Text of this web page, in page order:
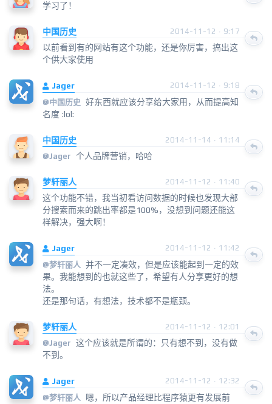
学习了！
中国历史 2014-11-12 · 9:17
以前看到有的网站有这个功能，还是你厉害，搞出这
个供大家使用
Jager
2014-11-12 · 9:18
@中国历史 好东西就应该分享给大家用，从而提高知
名度 :lol:
中国历史
2014-11-14 · 11:14
@Jager 个人品牌营销，哈哈
梦轩丽人 2014-11-12 · 11:40
这个功能不错，我当初看访问数据的时候也发现大部
分搜索而来的跳出率都是100%，没想到问题还能这
样解决，强大啊！
Jager
2014-11-12 · 11:42
@梦轩丽人 并不一定凑效，但是应该能起到一定的效
果。我能想到的也就这些了，希望有人分享更好的想
法。
还是那句话，有想法，技术都不是瓶颈。
梦轩丽人
2014-11-12 · 12:01
@Jager 这个应该就是所谓的：只有想不到，没有做
不到。
Jager
2014-11-12 · 12:32
@梦轩丽人 嗯，所以产品经理比程序猿更有发展前